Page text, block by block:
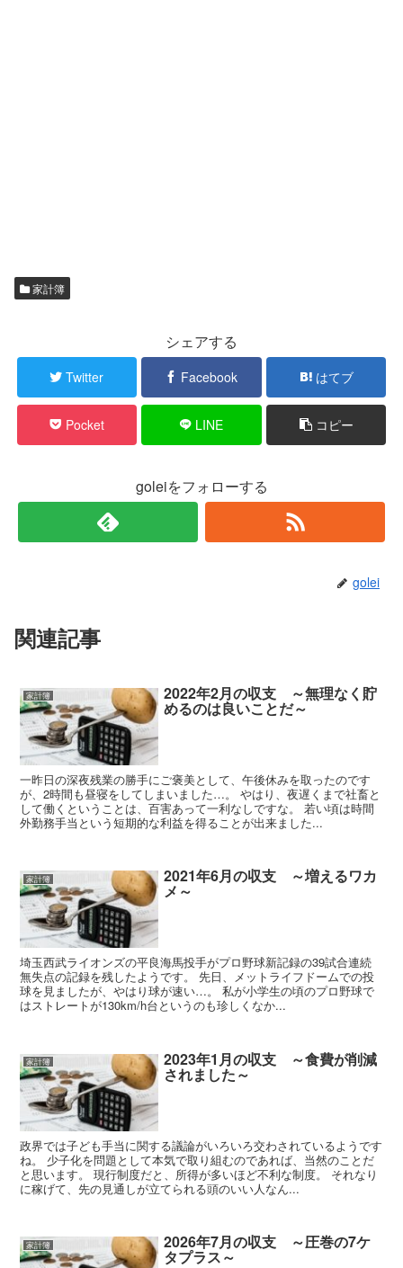
家計簿
シェアする
Twitter Facebook はてブ
Pocket LINE コピー
goleiをフォローする
golei
関連記事
家計簿 2022年2月の収支 ～無理なく貯
めるのは良いことだ～
一昨日の深夜残業の勝手にご褒美として、午後休みを取ったのです
が、2時間も昼寝をしてしまいました…。 やはり、夜遅くまで社畜と
して働くということは、百害あって一利なしですな。 若い頃は時間
外勤務手当という短期的な利益を得ることが出来ました...
家計簿 2021年6月の収支 ～増えるワカ
メ～
埼玉西武ライオンズの平良海馬投手がプロ野球新記録の39試合連続
無失点の記録を残したようです。 先日、メットライフドームでの投
球を見ましたが、やはり球が速い…。 私が小学生の頃のプロ野球で
はストレートが130km/h台というのも珍しくなか...
家計簿 2023年1月の収支 ～食費が削減
されました～
政界では子ども手当に関する議論がいろいろ交わされているようです
ね。 少子化を問題として本気で取り組むのであれば、当然のことだ
と思います。 現行制度だと、所得が多いほど不利な制度。 それなり
に稼げて、先の見通しが立てられる頭のいい人なん...
家計簿 2026年7月の収支 ～圧巻の7ケ
タプラス～